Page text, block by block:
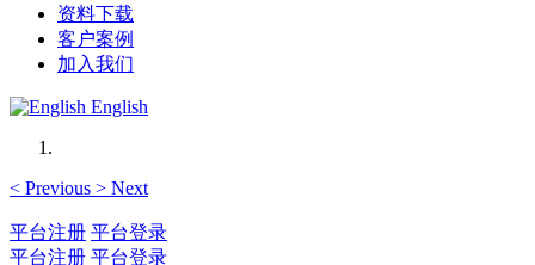
资料下载
客户案例
加入我们
English
< Previous > Next
平台注册 平台登录
平台注册 平台登录